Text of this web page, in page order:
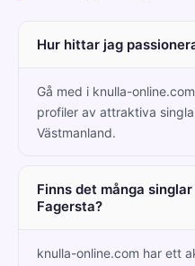
Hur hittar jag
Gå med i knulla-
profiler av attraktiva
Västmanland.
Finns det många
Fagersta?
knulla-online.com har ett